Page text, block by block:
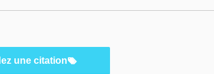
une citation